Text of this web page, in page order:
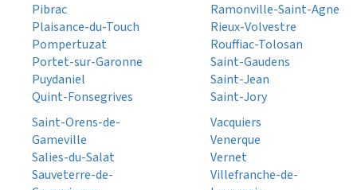
Pibrac
Plaisance-du-Touch
Pompertuzat
Portet-sur-Garonne
Puydaniel
Quint-Fonsegrives
Ramonville-Saint-Agne
Rieux-Volvestre
Rouffiac-Tolosan
Saint-Gaudens
Saint-Jean
Saint-Jory
Saint-Orens-de-
Gameville
Salies-du-Salat
Sauveterre-de-
Vacquiers
Venerque
Vernet
Villefranche-de-